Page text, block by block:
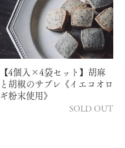
【4個入×4袋セット】胡麻
と胡椒のサブレ《イエコオロ
ギ粉末使用》
SOLD OUT